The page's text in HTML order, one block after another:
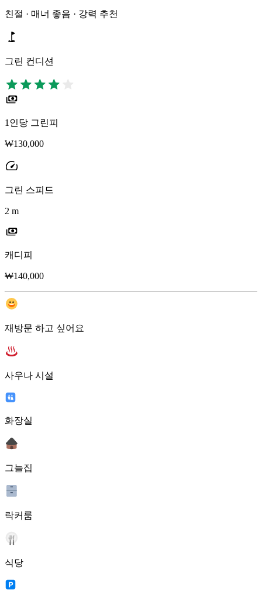
친절 · 매너 좋음 · 강력 추천
그린 컨디션
1인당 그린피
₩130,000
그린 스피드
2 m
캐디피
₩140,000
재방문 하고 싶어요
사우나 시설
화장실
그늘집
락커룸
식당